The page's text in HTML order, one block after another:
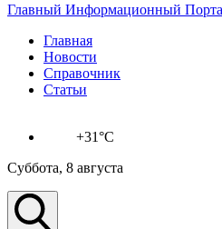
Главный Информационный
Главная
Новости
Справочник
Статьи
+31°C
Суббота, 8 августа